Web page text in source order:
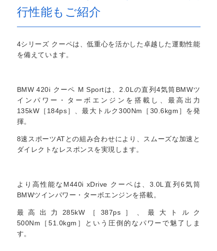
行性能もご紹介
4シリーズ クーペは、低重心を活かした卓越した運動性能
を備えています。
BMW 420i クーペ M Sportは、2.0Lの直列4気筒BMWツ
インパワー・ターボエンジンを搭載し、最高出力
135kW［184ps］、最大トルク300Nm［30.6kgm］を発
揮。
8速スポーツATとの組み合わせにより、スムーズな加速と
ダイレクトなレスポンスを実現します。
より高性能なM440i xDrive クーペは、3.0L直列6気筒
BMWツインパワー・ターボエンジンを搭載。
最高出力285kW［387ps］、最大トルク
500Nm［51.0kgm］という圧倒的なパワーで魅了しま
す。